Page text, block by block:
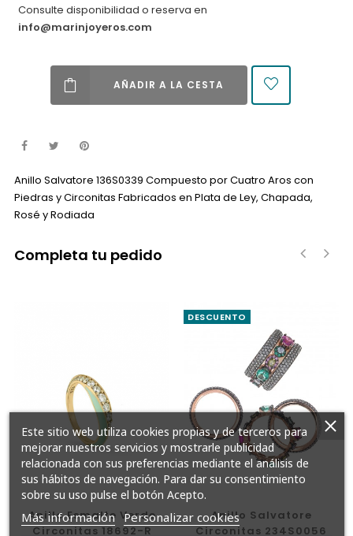
Consulte disponibilidad o reserva en
info@marinjoyeros.com
AÑADIR A LA CESTA
Anillo Salvatore 136S0339 Compuesto por Cuatro Aros con
Piedras y Circonitas Fabricados en Plata de Ley, Chapada,
Rosé y Rodiada
Completa tu pedido
Anillo Esmalte Verde
Circonitas 18692-R
DESCUENTO
Anillo Salvatore
Circonitas 234S0056
Este sitio web utiliza cookies propias y de terceros para
mejorar nuestros servicios y mostrarle publicidad
relacionada con sus preferencias mediante el análisis de
sus hábitos de navegación. Para dar su consentimiento
sobre su uso pulse el botón Acepto.
Más información Personalizar cookies